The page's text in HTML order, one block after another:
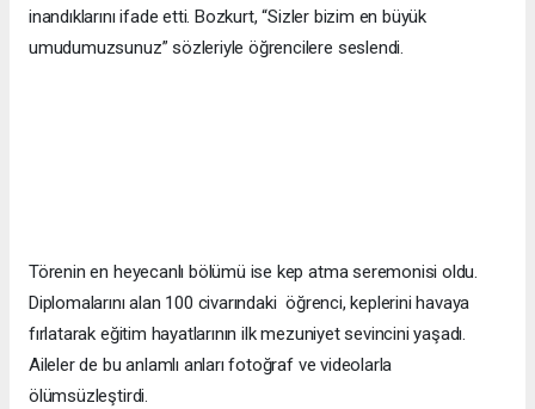
inandıklarını ifade etti. Bozkurt, “Sizler bizim en büyük
umudumuzsunuz” sözleriyle öğrencilere seslendi.
Törenin en heyecanlı bölümü ise kep atma seremonisi oldu.
Diplomalarını alan 100 civarındaki öğrenci, keplerini havaya
fırlatarak eğitim hayatlarının ilk mezuniyet sevincini yaşadı.
Aileler de bu anlamlı anları fotoğraf ve videolarla
ölümsüzleştirdi.